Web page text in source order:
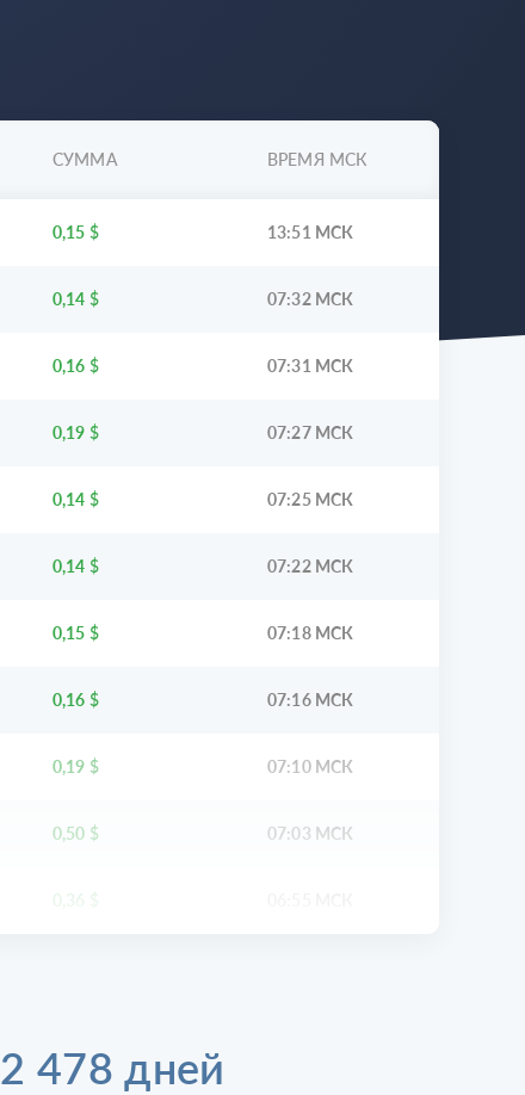
СУММА ВРЕМЯ МСК
0,15 $ 13:51 МСК
0,14 $ 07:32 МСК
0,16 $ 07:31 МСК
0,19 $ 07:27 МСК
0,14 $ 07:25 МСК
0,14 $ 07:22 МСК
0,15 $ 07:18 МСК
0,16 $ 07:16 МСК
0,19 $ 07:10 МСК
0,50 $ 07:03 МСК
0,36 $
2 478 дней